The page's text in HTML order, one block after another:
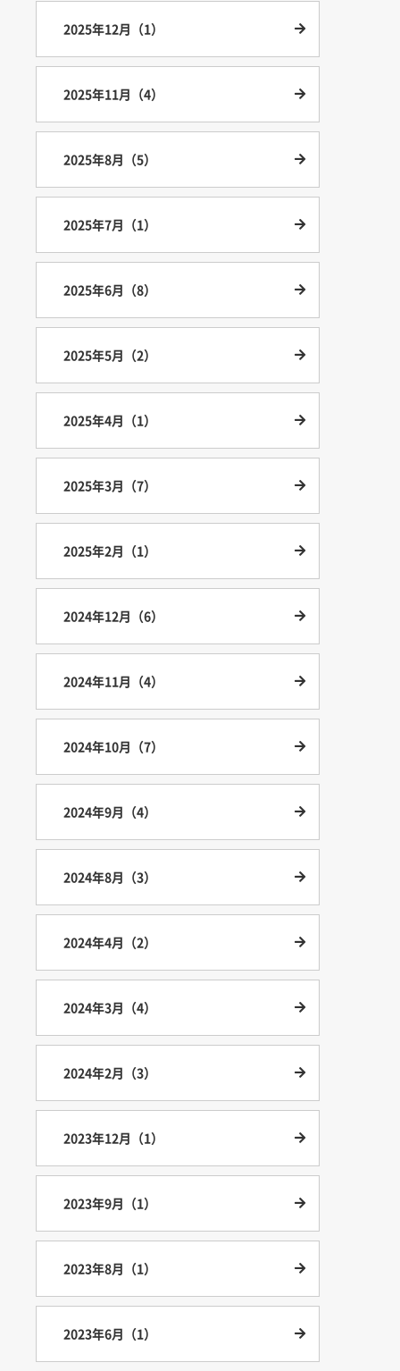
2025年12月（1）
2025年11月（4）
2025年8月（5）
2025年7月（1）
2025年6月（8）
2025年5月（2）
2025年4月（1）
2025年3月（7）
2025年2月（1）
2024年12月（6）
2024年11月（4）
2024年10月（7）
2024年9月（4）
2024年8月（3）
2024年4月（2）
2024年3月（4）
2024年2月（3）
2023年12月（1）
2023年9月（1）
2023年8月（1）
2023年6月（1）